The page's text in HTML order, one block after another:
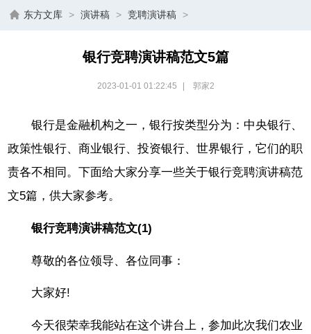
东方文库 > 演讲稿 > 竞聘演讲稿 >
银行竞聘演讲稿范文5篇
2023-01-01 01:22:45 郭家2
银行是金融机构之一，银行按类型分为：中央银行、
政策性银行、商业银行、投资银行、世界银行，它们的职
责各不相同。下面给大家分享一些关于银行竞聘演讲稿范
文5篇，供大家参考。
银行竞聘演讲稿范文(1)
尊敬的各位领导、各位同事：
大家好!
今天很荣幸我能站在这个讲台上，参加此次我们农业